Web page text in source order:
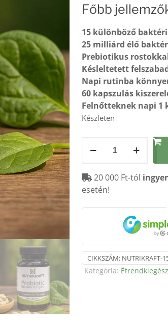
Főbb
15 különböző
25 milliárd élő
Prebiotikus
Késleltetett
Napi rutinba
60 kapszulás
Felnőtteknek napi 1
Készleten
probiotikus
baktérium
mennyiség
20 000 Ft-tól
esetén!
CIKKSZÁM: NUTRIKRAFT-
Kategória: